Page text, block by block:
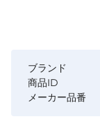
ブランド
商品ID
メーカー品番